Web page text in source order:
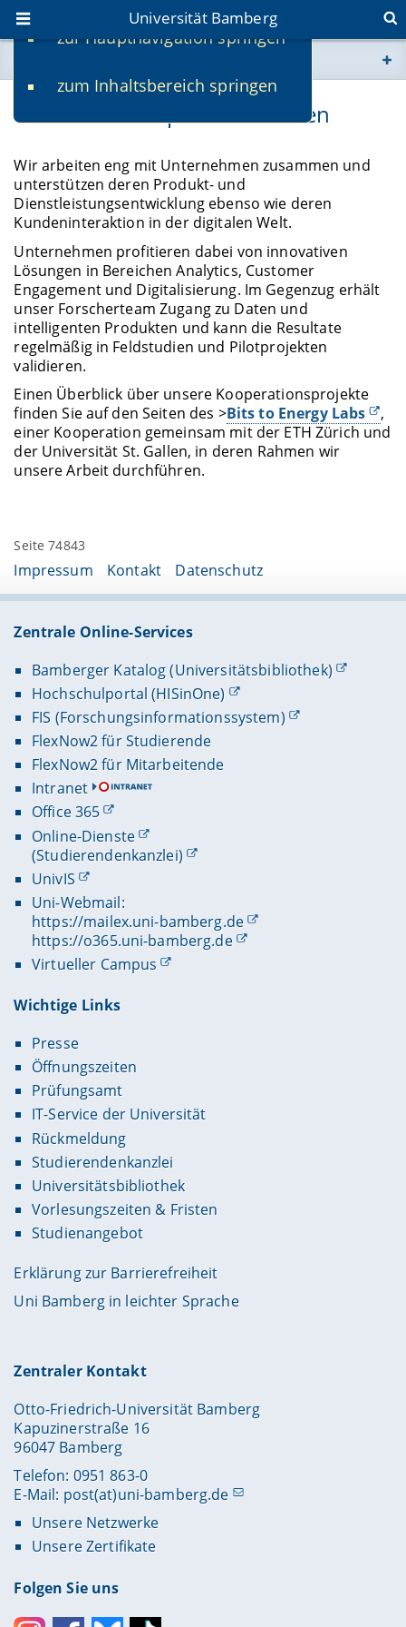
zur Hauptnavigation springen
zum Inhaltsbereich springen
Universität Bamberg
www.uni-bamberg.de
fis.uni-bamberg.de
Unternehmenspartnerschaften
Wir arbeiten eng mit Unternehmen zusammen und
unterstützen deren Produkt- und
Dienstleistungsentwicklung ebenso wie deren
Kundeninteraktion in der digitalen Welt.
Unternehmen profitieren dabei von innovativen
Lösungen in Bereichen Analytics, Customer
Engagement und Digitalisierung. Im Gegenzug erhält
unser Forscherteam Zugang zu Daten und
intelligenten Produkten und kann die Resultate
regelmäßig in Feldstudien und Pilotprojekten
validieren.
Einen Überblick über unsere Kooperationsprojekte
finden Sie auf den Seiten des >Bits to Energy Labs
,
einer Kooperation gemeinsam mit der ETH Zürich und
der Universität St. Gallen, in deren Rahmen wir
unsere Arbeit durchführen.
Seite 74843
Impressum Kontakt Datenschutz
Zentrale Online-Services
Bamberger Katalog (Universitätsbibliothek)
Hochschulportal (HISinOne)
FIS (Forschungsinformationssystem)
FlexNow2 für Studierende
FlexNow2 für Mitarbeitende
Intranet
Office 365
Online-Dienste
(Studierendenkanzlei)
UnivIS
Uni-Webmail:
https://mailex.uni-bamberg.de
https://o365.uni-bamberg.de
Virtueller Campus
Wichtige Links
Presse
Öffnungszeiten
Prüfungsamt
IT-Service der Universität
Rückmeldung
Studierendenkanzlei
Universitätsbibliothek
Vorlesungszeiten & Fristen
Studienangebot
Erklärung zur Barrierefreiheit
Uni Bamberg in leichter Sprache
Zentraler Kontakt
Otto-Friedrich-Universität Bamberg
Kapuzinerstraße 16
96047 Bamberg
Telefon: 0951 863-0
E-Mail: post(at)uni-bamberg.de
Unsere Netzwerke
Unsere Zertifikate
Folgen Sie uns